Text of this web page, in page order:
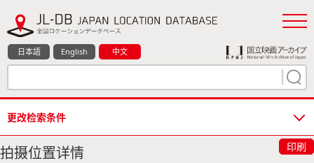
日本語 English 中文
更改检索条件
拍摄位置详情 印刷